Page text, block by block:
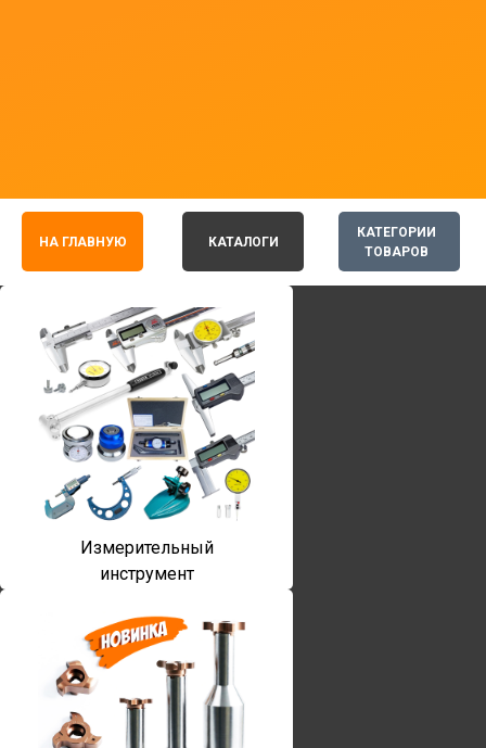
КАТЕГОРИИ
ТОВАРОВ
НА ГЛАВНУЮ КАТАЛОГИ
Измерительный
инструмент